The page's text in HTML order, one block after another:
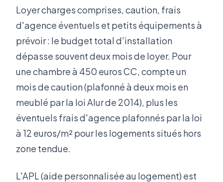
Loyer charges comprises, caution, frais
d'agence éventuels et petits équipements à
prévoir : le budget total d'installation
dépasse souvent deux mois de loyer. Pour
une chambre à 450 euros CC, compte un
mois de caution (plafonné à deux mois en
meublé par la loi Alur de 2014), plus les
éventuels frais d'agence plafonnés par la loi
à 12 euros/m² pour les logements situés hors
zone tendue.
L'APL (aide personnalisée au logement) est